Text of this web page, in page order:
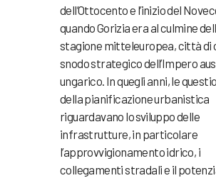
dell’Ottocento e l’inizio del
quando Gorizia era al culmine
stagione mitteleuropea, città di
snodo strategico dell’Impero
ungarico. In quegli anni, le
della pianificazione urbanistica
riguardavano lo sviluppo delle
infrastrutture, in particolare
l’approvvigionamento idrico, i
collegamenti stradali e il